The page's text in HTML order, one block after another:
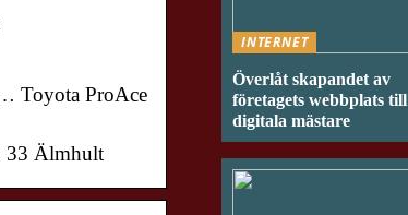
Toyota ProAce
33 Älmhult
INTERNET
Överlåt skapandet av
företagets webbplats till
digitala mästare